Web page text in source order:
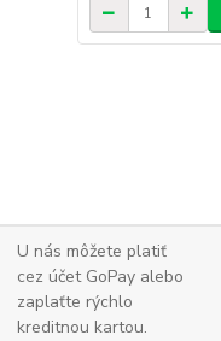
U nás môžete platiť
cez účet GoPay alebo
zaplaťte rýchlo
kreditnou kartou.